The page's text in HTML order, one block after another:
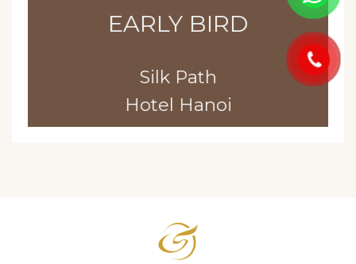
EARLY BIRD
Silk Path
Hotel Hanoi